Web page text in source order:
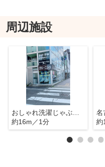
周辺施設
約16m／1分
名
約